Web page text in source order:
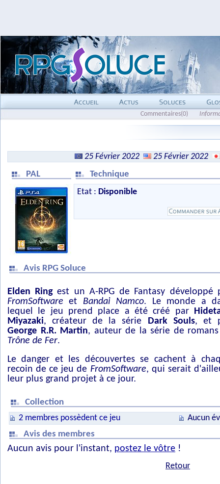
Commentaires(0)
25 Février 2022
25 Février 2022
PAL
Technique
Etat : Disponible
Avis RPG Soluce
Elden Ringest un A-RPG de Fantasy développé
FromSoftware et Bandai Namco. Le monde a
lequel le jeu prend place a été créé par
Miyazaki, créateur de la série Dark Souls, et
George R.R. Martin, auteur de la série de
Trône de Fer.
Le danger et les découvertes se cachent à
recoin de ce jeu de FromSoftware, qui serait
leur plus grand projet à ce jour.
Collection
2 membres possèdent ce jeu
Aucun
Avis des membres
Aucun avis pour l'instant, postez le vôtre !
Retour